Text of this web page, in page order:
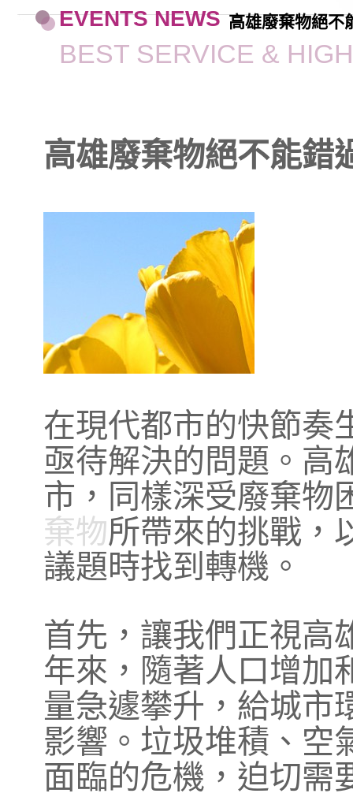
EVENTS NEWS 高雄廢棄物絕不
BEST SERVICE &
高雄廢棄物絕不能錯
在現代都市的快節奏
亟待解決的問題。高
市，同樣深受廢棄物
棄物所帶來的挑戰，
議題時找到轉機。
首先，讓我們正視高
年來，隨著人口增加
量急遽攀升，給城市
影響。垃圾堆積、空
面臨的危機，迫切需